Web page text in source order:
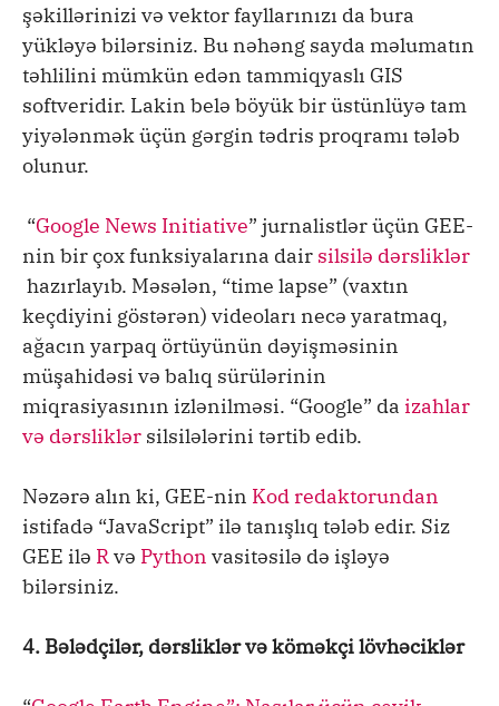
şəkillərinizi və vektor fayllarınızı da bura
yükləyə bilərsiniz. Bu nəhəng sayda məlumatın
təhlilini mümkün edən tammiqyaslı GIS
softveridir. Lakin belə böyük bir üstünlüyə tam
yiyələnmək üçün gərgin tədris proqramı tələb
olunur.
​​“Google News Initiative” jurnalistlər üçün GEE-
nin bir çox funksiyalarına dair silsilə dərsliklər
hazırlayıb. Məsələn, “time lapse” (vaxtın
keçdiyini göstərən) videoları necə yaratmaq,
ağacın yarpaq örtüyünün dəyişməsinin
müşahidəsi və balıq sürülərinin
miqrasiyasının izlənilməsi. “Google” da izahlar
və dərsliklər silsilələrini tərtib edib.
Nəzərə alın ki, GEE-nin Kod redaktorundan
istifadə “JavaScript” ilə tanışlıq tələb edir. Siz
GEE ilə Rvə Python vasitəsilə də işləyə
bilərsiniz.
4. Bələdçilər, dərsliklər və köməkçi lövhəciklər